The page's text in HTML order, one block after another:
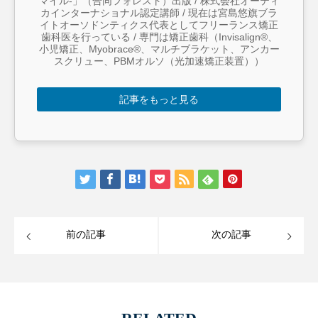
カインターナショナル認定講師 / 現在は宮島悠旗ブラ
イトオーソドンティクス代表としてフリーランス矯正
歯科医を行っている / 専門は矯正歯科（Invisalign®︎、
小児矯正、Myobrace®︎、マルチブラケット、アンカー
スクリュー、PBMオルソ（光加速矯正装置））
記事をもっと見る
前の記事 次の記事